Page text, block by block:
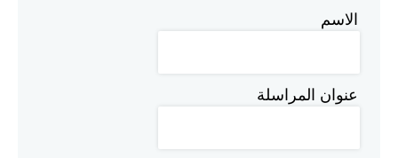
الاسم
عنوان المراسلة